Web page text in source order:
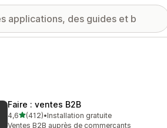
Faire : ventes B2B
4,6étoile(s) sur 5
(412)
412 avis au total
•Installation gratuite
Ventes B2B auprès de commerçants